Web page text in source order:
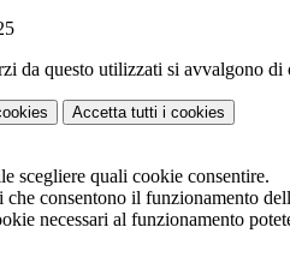
da questo utilizzati si avvalgono
Accetta tutti i cookies
scegliere quali cookie consentire.
che consentono il funzionamento
necessari al funzionamento